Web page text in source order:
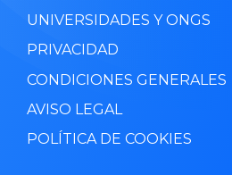
UNIVERSIDADES Y ONGS
PRIVACIDAD
CONDICIONES GENERALES
AVISO LEGAL
POLÍTICA DE COOKIES